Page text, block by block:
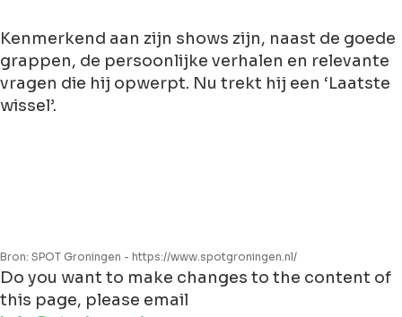
Kenmerkend aan zijn shows zijn, naast de goede
grappen, de persoonlijke verhalen en relevante
vragen die hij opwerpt. Nu trekt hij een ‘Laatste
wissel’.
Bron: SPOT Groningen - https://www.spotgroningen.nl/
Do you want to make changes to the content of
this page, please email